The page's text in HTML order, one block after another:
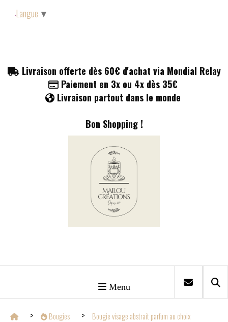
Livraison offerte dès 60€ d'achat via Mondial Relay
Paiement en 3x ou 4x dès 35€
 Livraison partout dans le monde
Bon Shopping !
Menu
Bougies Bougie visage abstrait parfum au choix
Langue ▼